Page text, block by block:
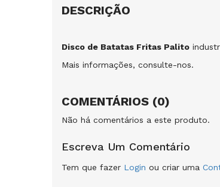
DESCRIÇÃO
Disco de Batatas Fritas Palito
Mais informações, consulte-nos.
COMENTÁRIOS (0)
Não há comentários a este produto.
Escreva Um Comentário
Tem que fazer Login ou criar uma